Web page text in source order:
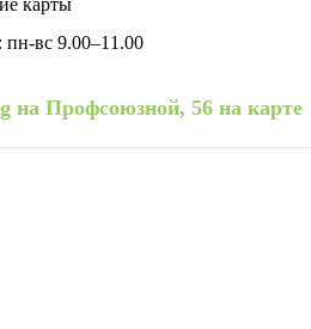
карты
пн-вс 9.00–11.00
на Профсоюзной, 56 на карте